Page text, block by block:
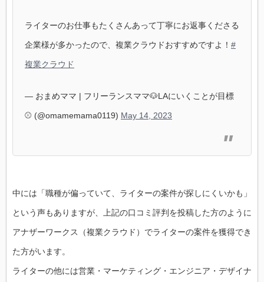
ライターのお仕事もたくさんあって丁寧にお返事くださる
企業様が多かったので、複業クラウドおすすめですよ！ #
複業クラウド
— おまめママ | フリーランスママ🐶LAにいくことが目標
⚾️ (@omamemama0119) May 14, 2023
中には「職種が偏っていて、ライターの案件が探しにくいかも」
という声もありますが、上記の口コミ評判を投稿した方のように
アナザーワークス（複業クラウド）でライターの案件を獲得でき
た方がいます。
ライターの他には営業・マーケティング・エンジニア・デザイナ